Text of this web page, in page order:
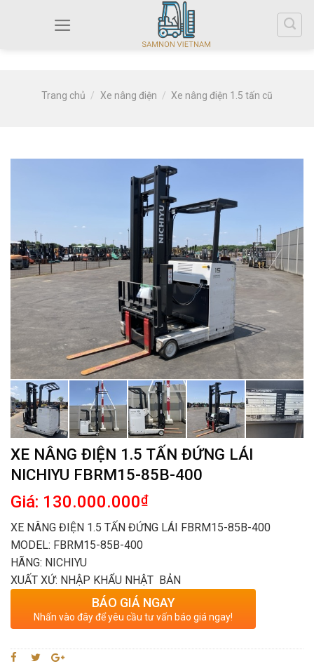
Trang chủ / Xe nâng điện / Xe nâng điện 1.5 tấn cũ
XE NÂNG ĐIỆN 1.5 TẤN ĐỨNG LÁI
NICHIYU FBRM15-85B-400
Giá: 130.000.000₫
XE NÂNG ĐIỆN 1.5 TẤN ĐỨNG LÁI FBRM15-85B-400
MODEL: FBRM15-85B-400
HÃNG: NICHIYU
XUẤT XỨ: NHẬP KHẨU NHẬT BẢN
BÁO GIÁ NGAY
Nhấn vào đây để yêu cầu tư vấn báo giá ngay!